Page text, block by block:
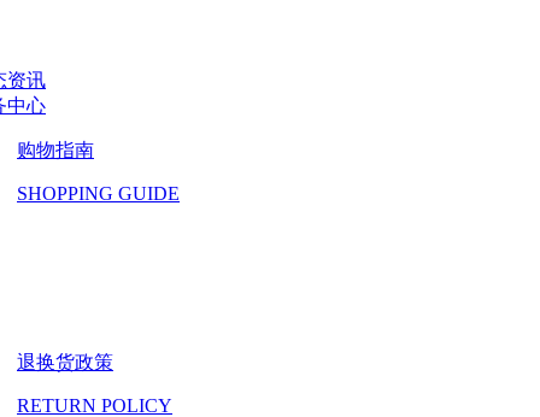
资讯
中心
购物指南
SHOPPING GUIDE
退换货政策
RETURN POLICY